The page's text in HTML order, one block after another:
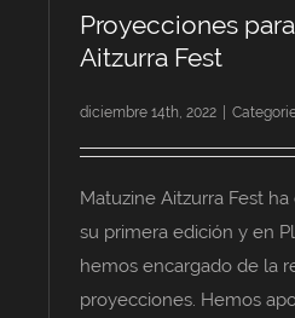
Proyecciones
Aitzurra Fest
diciembre 14th, 2022
Matuzine Aitzurra Fest
su primera edición y en
hemos encargado de la
proyecciones. Hemos